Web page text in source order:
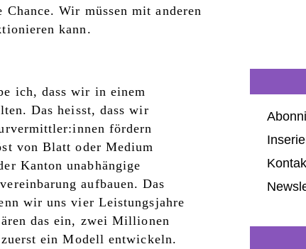
Wir müssen mit anderen
kann.
ich, dass wir in einem
Das heisst, dass wir
fördern
von Blatt oder Medium
Kanton unabhängige
aufbauen. Das
wir uns vier Leistungsjahre
das ein, zwei Millionen
ein Modell entwickeln.